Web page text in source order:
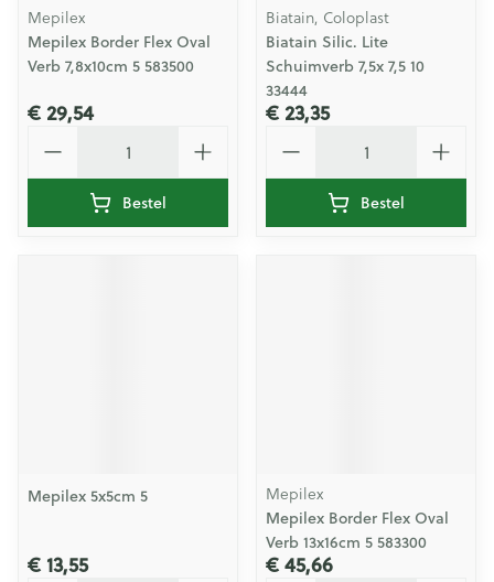
Mepilex
Mepilex Border Flex Oval
Verb 7,8x10cm 5 583500
€ 29,54
Bestel
Biatain, Coloplast
Biatain Silic. Lite
Schuimverb 7,5x 7,5 10
33444
€ 23,35
Bestel
Mepilex 5x5cm 5
€ 13,55
Mepilex
Mepilex Border Flex Oval
Verb 13x16cm 5 583300
€ 45,66